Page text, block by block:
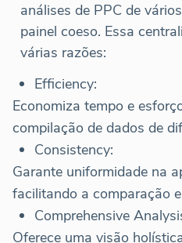
análises de PPC de
painel coeso. Essa
várias razões:
Efficiency:
Economiza tempo e
compilação de dados de
Consistency:
Garante uniformidade na
facilitando a comparação
Comprehensive
Oferece uma visão